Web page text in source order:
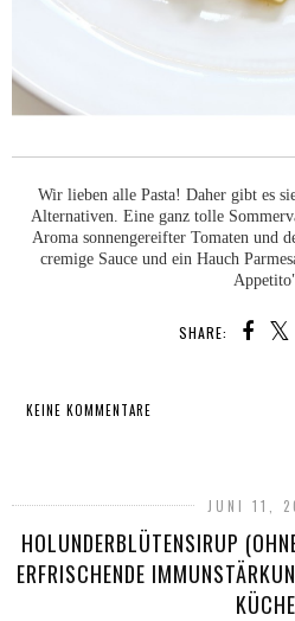
Wir lieben alle Pasta! Daher gibt es
Alternativen. Eine ganz tolle
Aroma sonnengereifter Tomaten und
cremige Sauce und ein Hauch
SHARE:
KEINE KOMMENTARE
JUNI 11,
HOLUNDERBLÜTENSIRUP
ERFRISCHENDE
KÜCHE